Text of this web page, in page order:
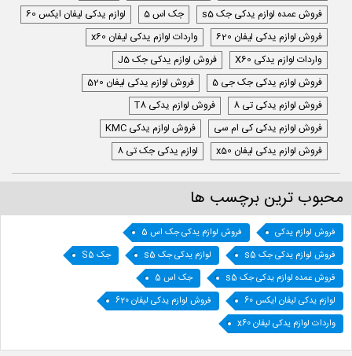
فروش عمده لوازم یدکی جک s5
جک اس 5
لوازم یدکی لیفان ایکس 60
فروش لوازم یدکی لیفان 620
واردات لوازم یدکی لیفان x60
واردات لوازم یدکی X60
فروش لوازم یدکی جک J5
فروش لوازم یدکی جک جی 5
فروش لوازم یدکی لیفان 520
فروش لوازم یدکی تی 8
فروش لوازم یدکی T8
فروش لوازم یدکی کی ام سی
فروش لوازم یدکی KMC
فروش لوازم یدکی لیفان x50
لوازم یدکی جک تی 8
محبوب ترین برچسب ها
فروش لوازم یدکی
فروش لوازم یدکی جک اس 5
فروش لوازم یدکی جک s5
لوازم یدکی جک s5
جک S5
فروش عمده لوازم یدکی جک s5
جک اس 5
لوازم یدکی لیفان ایکس 60
فروش لوازم یدکی لیفان 620
واردات لوازم یدکی لیفان x60